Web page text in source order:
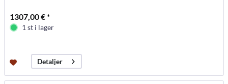
1307,00 € *
1 st i lager
Detaljer